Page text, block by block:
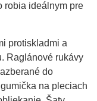
robia ideálnym pre
protiskladmi a
Raglánové rukávy
do
na pleciach